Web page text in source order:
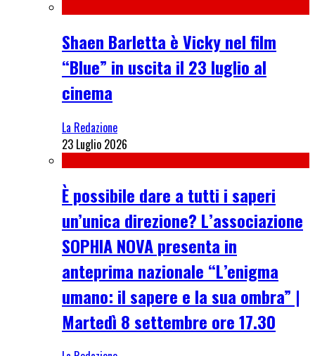
Shaen Barletta è Vicky nel film
“Blue” in uscita il 23 luglio al
cinema
La Redazione
23 Luglio 2026
È possibile dare a tutti i saperi
un’unica direzione? L’associazione
SOPHIA NOVA presenta in
anteprima nazionale “L’enigma
umano: il sapere e la sua ombra” |
Martedì 8 settembre ore 17.30